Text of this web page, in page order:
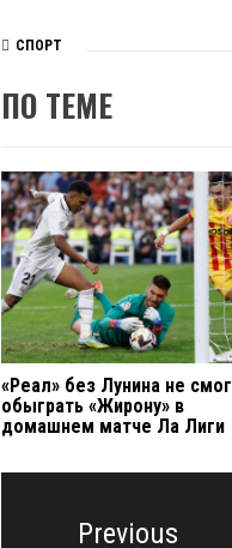
СПОРТ
ПО ТЕМЕ
«Реал» без Лунина не смог
обыграть «Жирону» в
домашнем матче Ла Лиги
Навигация
Previous